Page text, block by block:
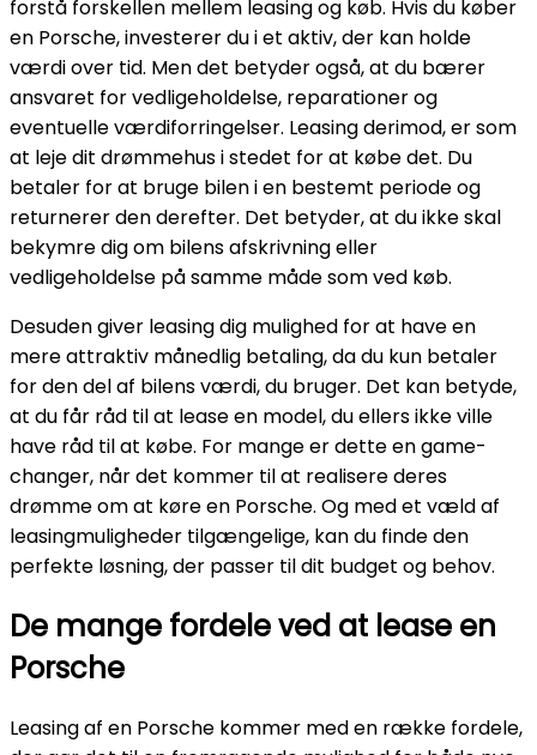
forstå forskellen mellem leasing og køb. Hvis du køber
en Porsche, investerer du i et aktiv, der kan holde
værdi over tid. Men det betyder også, at du bærer
ansvaret for vedligeholdelse, reparationer og
eventuelle værdiforringelser. Leasing derimod, er som
at leje dit drømmehus i stedet for at købe det. Du
betaler for at bruge bilen i en bestemt periode og
returnerer den derefter. Det betyder, at du ikke skal
bekymre dig om bilens afskrivning eller
vedligeholdelse på samme måde som ved køb.
Desuden giver leasing dig mulighed for at have en
mere attraktiv månedlig betaling, da du kun betaler
for den del af bilens værdi, du bruger. Det kan betyde,
at du får råd til at lease en model, du ellers ikke ville
have råd til at købe. For mange er dette en game-
changer, når det kommer til at realisere deres
drømme om at køre en Porsche. Og med et væld af
leasingmuligheder tilgængelige, kan du finde den
perfekte løsning, der passer til dit budget og behov.
De mange fordele ved at lease en
Porsche
Leasing af en Porsche kommer med en række fordele,